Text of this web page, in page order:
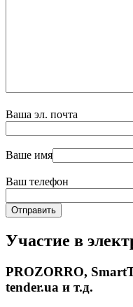
Ваша эл. почта
Ваше имя
Ваш телефон
Участие в
PROZORRO,
tender.ua и т.д.